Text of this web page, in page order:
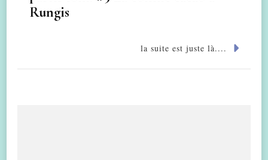
Rungis
la suite est juste là....